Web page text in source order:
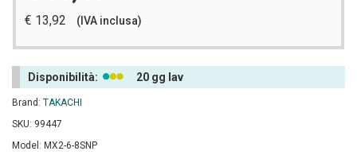
€ 13,92 (IVA inclusa)
Disponibilità: 20 gg lav
Brand: TAKACHI
SKU: 99447
Model: MX2-6-8SNP